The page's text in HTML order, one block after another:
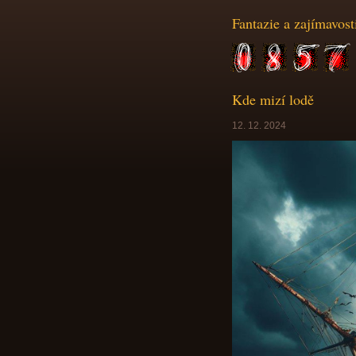
Fantazie a
Kde mizí lodě
12. 12. 2024